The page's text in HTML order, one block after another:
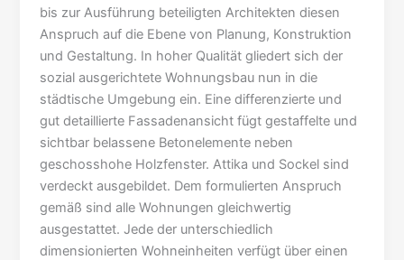
bis zur Ausführung beteiligten Architekten diesen
Anspruch auf die Ebene von Planung, Konstruktion
und Gestaltung. In hoher Qualität gliedert sich der
sozial ausgerichtete Wohnungsbau nun in die
städtische Umgebung ein. Eine differenzierte und
gut detaillierte Fassadenansicht fügt gestaffelte und
sichtbar belassene Betonelemente neben
geschosshohe Holzfenster. Attika und Sockel sind
verdeckt ausgebildet. Dem formulierten Anspruch
gemäß sind alle Wohnungen gleichwertig
ausgestattet. Jede der unterschiedlich
dimensionierten Wohneinheiten verfügt über einen